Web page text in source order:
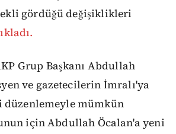
gördüğü değişiklikleri
Grup Başkanı Abdullah
ve gazetecilerin İmralı'ya
mümkün
için Abdullah Öcalan'a yeni